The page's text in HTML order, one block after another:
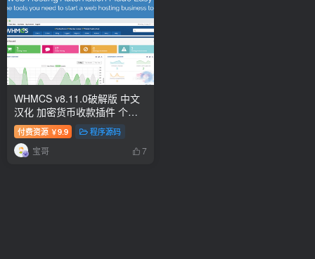
WHMCS v8.11.0破解版 中文
汉化 加密货币收款插件 个人
收款免签插件
付费资源 ￥9.9 程序源码
宝哥 7